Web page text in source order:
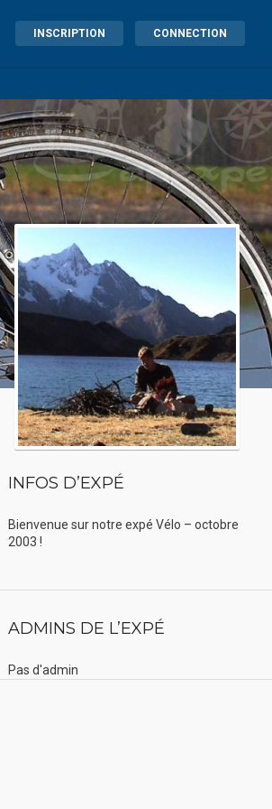
INSCRIPTION CONNECTION
INFOS D’EXPÉ
Bienvenue sur notre expé Vélo – octobre
2003 !
ADMINS DE L’EXPÉ
Pas d'admin